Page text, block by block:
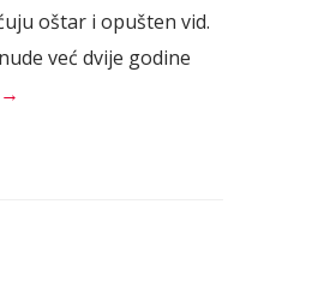
oštar i opušten vid.
već dvije godine